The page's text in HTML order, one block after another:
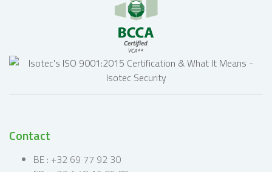
Contact
BE : +32 69 77 92 30